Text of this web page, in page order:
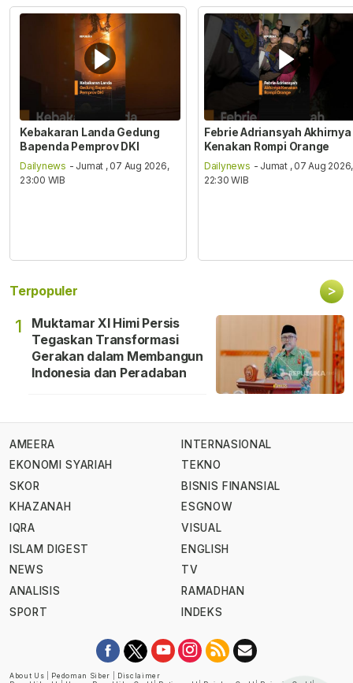
Kebakaran Landa Gedung
Bapenda Pemprov DKI
Dailynews - Jumat , 07 Aug 2026,
23:00 WIB
Febrie Adriansyah Akhirnya
Kenakan Rompi Orange
Dailynews - Jumat , 07 Aug 2026,
22:30 WIB
Terpopuler >
1
Muktamar XI Himi Persis
Tegaskan Transformasi
Gerakan dalam Membangun
Indonesia dan Peradaban
AMEERA
EKONOMI SYARIAH
SKOR
KHAZANAH
IQRA
ISLAM DIGEST
NEWS
ANALISIS
SPORT
INTERNASIONAL
TEKNO
BISNIS FINANSIAL
ESGNOW
VISUAL
ENGLISH
TV
RAMADHAN
INDEKS
About Us Pedoman Siber
Disclaimer